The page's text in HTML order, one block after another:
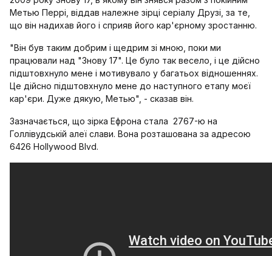
Метью Перрі, віддав належне зірці серіалу Друзі, за те,
що він надихав його і сприяв його кар'єрному зростанню.
"Він був таким добрим і щедрим зі мною, поки ми
працювали над "Знову 17". Це було так весело, і це дійсно
підштовхнуло мене і мотивувало у багатьох відношеннях.
Це дійсно підштовхнуло мене до наступного етапу моєї
кар'єри. Дуже дякую, Метью", - сказав він.
Зазначається, що зірка Ефрона стала 2767-ю на
Голлівудській алеї слави. Вона розташована за адресою
6426 Hollywood Blvd.